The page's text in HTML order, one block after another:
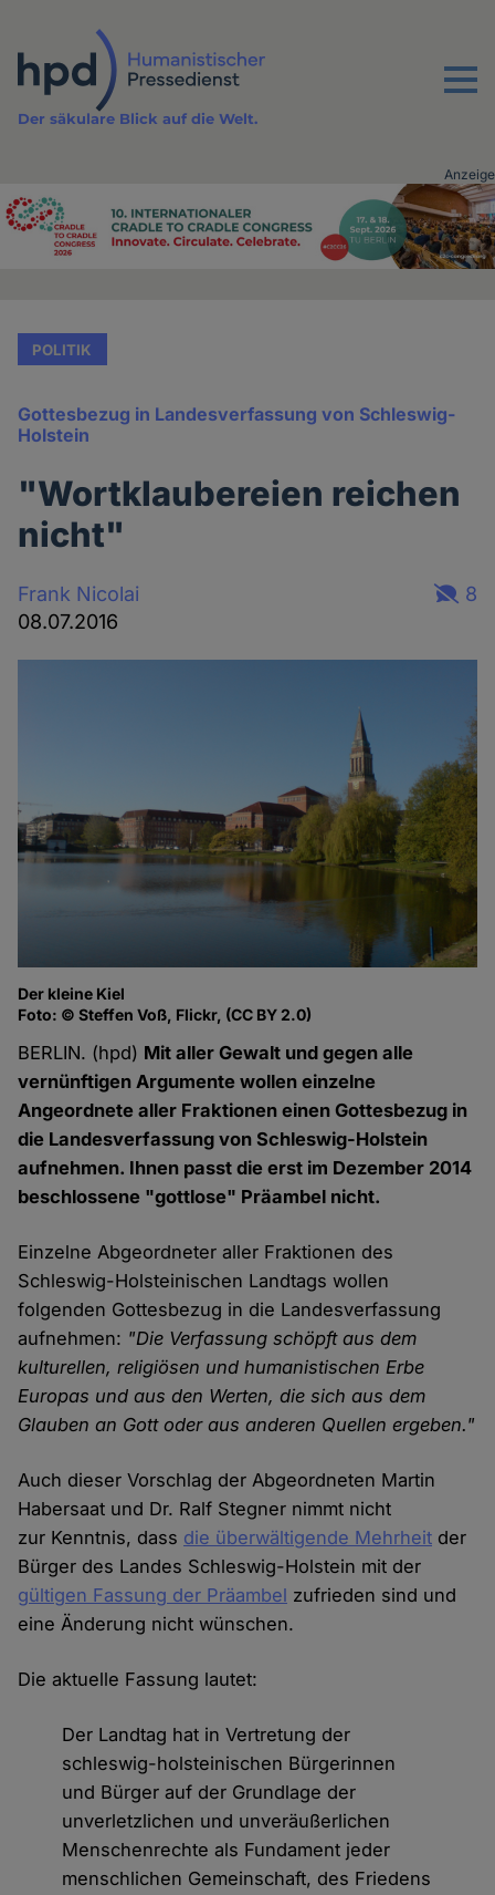
Inhalt
Menu
Der säkulare Blick auf die Welt.
Advertising
Anzeige
POLITIK
Gottesbezug in Landesverfassung von Schleswig-
Holstein
"Wortklaubereien reichen
nicht"
Frank Nicolai
08.07.2016
8
Der kleine Kiel
Foto: © Steffen Voß, Flickr, (CC BY 2.0)
BERLIN. (hpd) Mit aller Gewalt und gegen alle
vernünftigen Argumente wollen einzelne
Angeordnete aller Fraktionen einen Gottesbezug in
die Landesverfassung von Schleswig-Holstein
aufnehmen. Ihnen passt die erst im Dezember 2014
beschlossene "gottlose" Präambel nicht.
Einzelne Abgeordneter aller Fraktionen des
Schleswig-Holsteinischen Landtags wollen
folgenden Gottesbezug in die Landesverfassung
aufnehmen: "Die Verfassung schöpft aus dem
kulturellen, religiösen und humanistischen Erbe
Europas und aus den Werten, die sich aus dem
Glauben an Gott oder aus anderen Quellen ergeben."
Auch dieser Vorschlag der Abgeordneten Martin
Habersaat und Dr. Ralf Stegner nimmt nicht
zur Kenntnis, dass die überwältigende Mehrheit der
Bürger des Landes Schleswig-Holstein mit der
gültigen Fassung der Präambel zufrieden sind und
eine Änderung nicht wünschen.
Die aktuelle Fassung lautet:
Der Landtag hat in Vertretung der
schleswig-holsteinischen Bürgerinnen
und Bürger auf der Grundlage der
unverletzlichen und unveräußerlichen
Menschenrechte als Fundament jeder
menschlichen Gemeinschaft, des Friedens